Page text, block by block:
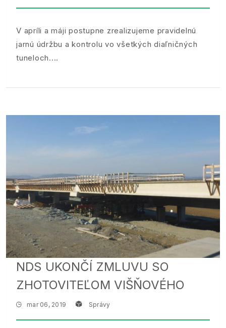
V apríli a máji postupne zrealizujeme pravidelnú
jarnú údržbu a kontrolu vo všetkých diaľničných
tuneloch.
NDS UKONČÍ ZMLUVU SO
ZHOTOVITEĽOM VIŠŇOVÉHO
mar 06, 2019 Správy